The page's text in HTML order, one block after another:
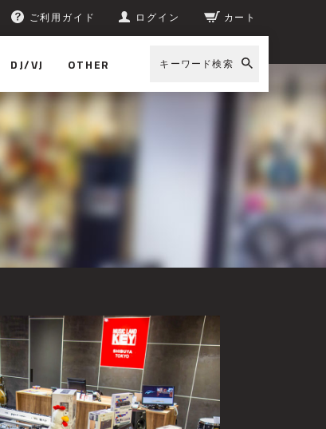
ご利用ガイド ログイン カート
DJ/VJ OTHER キーワード検索